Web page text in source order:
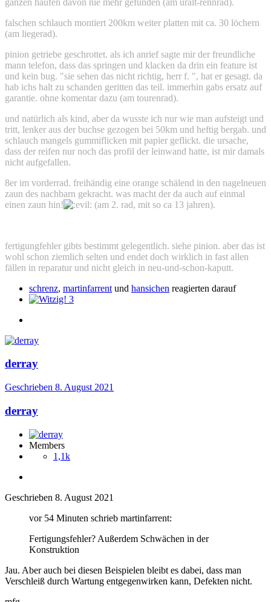
falschen schlauch montiert 200km weiter platten mit ca. 30 löchern
(am liegerad).
pinion getriebe geschrottet. als ich anrief sagte mir der freundliche
mann telefon, dass das springen und klacken da drin ein feature ist
und kein bug. "sie sehen das nicht richtig, herr f. ", hat er gesagt. da
hab ichs halt zu schanden geritten das teil. immerhin gabs ersatz auf
garantie. ohne komentar dazu (am tourenrad).
und natürlich als kind, aber da wusste ich nur wie man aufsteigt und
tritt, lenker aus der buchse gezogen bei 50km und heftig bergab. und
schlauch mangels gummiflicken mit papier geflickt. die ursache,
dass der reifen nur noch das profil der leinwand hatte, ist mir damals
nicht aufgefallen.
8er im vorderrad. freihändig eine orange schälend in den nagelneuen
zaun des nachbarn gekracht. was macht der da auch auf einmal
einen zaun hin!
(am 2. rad, mit so ca 13 jahren).
fertigungfehler gibts bestimmt gelegentlich. siehe pinion. aber das ist
wohl schon ziemlich selten und endet doch wirklich in fast allen
fällen in reparatur und nicht gleich in neu-und-schon-kaputt.
schrenz, martinfarrent und hansichen reagierten darauf
3
derray
Geschrieben 8. August 2021
derray
Members
1,1k
Geschrieben 8. August 2021
vor 54 Minuten schrieb martinfarrent:
Fertigungsfehler? Außerdem Schwächen in der
Konstruktion
Jau. Aber auch bei diesen Beispielen bleibt es dabei, dass man
Verschleiß durch Wartung entgegenwirken kann, Defekten nicht.